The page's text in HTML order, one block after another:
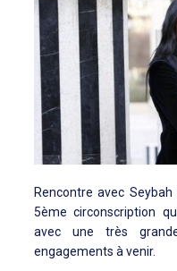
Rencontre avec
5ème circonscription
avec une très
engagements à venir.